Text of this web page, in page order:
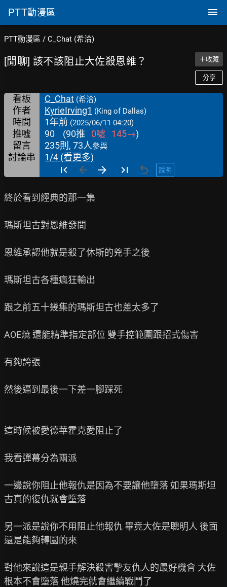
PTT動漫區
PTT動漫區 / C_Chat (希洽)
[閒聊] 該不該阻止大佐殺恩維？ ＋收藏
分享
看板 C_Chat (希洽)
作者 KyrieIrving1 (King of Dallas)
時間 1年前 (2025/06/11 04:20)
推噓 90 (90推 0噓 145→)
留言
235則, 73人參與
討論串 1/4 (看更多)
說明
終於看到經典的那一集
瑪斯坦古對恩維發問
恩維承認他就是殺了休斯的兇手之後
瑪斯坦古各種瘋狂輸出
跟之前五十幾集的瑪斯坦古也差太多了
AOE燒 還能精準指定部位 雙手控範圍跟招式傷害
有夠誇張
然後逼到最後一下差一腳踩死
這時候被愛德華霍克愛阻止了
我看彈幕分為兩派
一邊說你阻止他報仇是因為不要讓他墮落 如果瑪斯坦
古真的復仇就會墮落
另一派是說你不用阻止他報仇 畢竟大佐是聰明人 後面
還是能夠轉圜的來
對他來說這是親手解決殺害摯友仇人的最好機會 大佐
根本不會墮落 他燒完就會繼續戰鬥了